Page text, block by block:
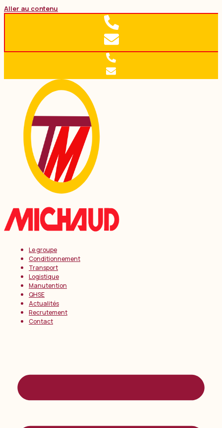
Aller au contenu
Le groupe
Conditionnement
Transport
Logistique
Manutention
QHSE
Actualités
Recrutement
Contact